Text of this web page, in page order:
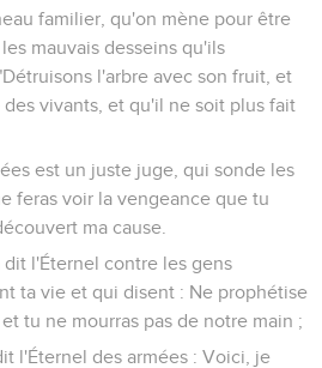
familier, qu'on mène pour être
mauvais desseins qu'ils
l'arbre avec son fruit, et
vivants, et qu'il ne soit plus fait
est un juste juge, qui sonde les
feras voir la vengeance que tu
ma cause.
l'Éternel contre les gens
ta vie et qui disent : Ne prophétise
tu ne mourras pas de notre main ;
l'Éternel des armées : Voici, je